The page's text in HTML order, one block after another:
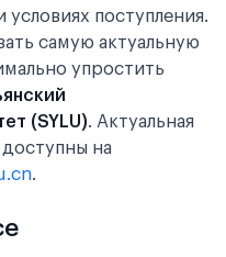
поступления.
самую актуальную
упростить
(SYLU). Актуальная
на
.